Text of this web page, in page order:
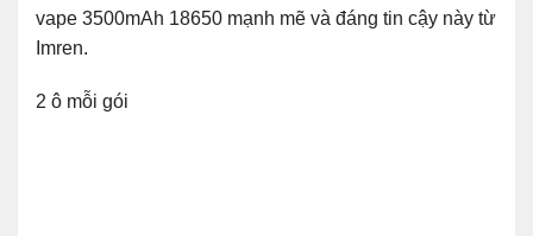
vape 3500mAh 18650 mạnh mẽ và đáng tin cậy này từ
Imren.
2 ô mỗi gói